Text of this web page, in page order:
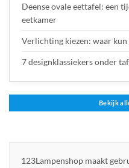
Deense ovale eettafel: een
eetkamer
Verlichting kiezen: waar kun
7 designklassiekers onder
Bekijk
123Lampenshop maakt